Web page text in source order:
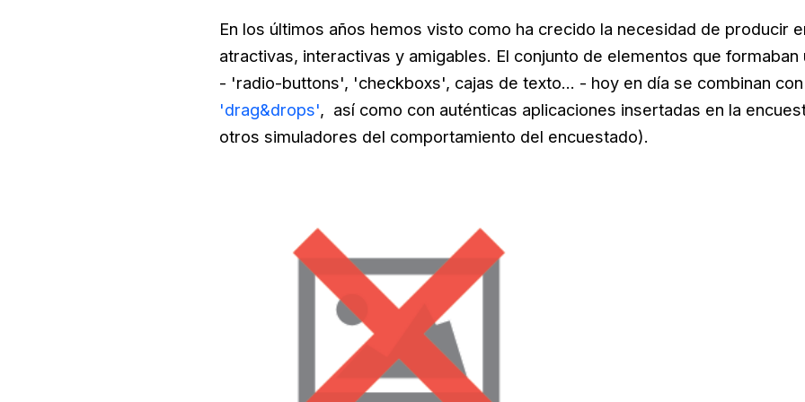
En los últimos años hemos visto como ha crecido la necesidad de producir
atractivas, interactivas y amigables. El conjunto de elementos que
- 'radio-buttons', 'checkboxs', cajas de texto... - hoy en día se combinan
'drag&drops', así como con auténticas aplicaciones insertadas en la
otros simuladores del comportamiento del encuestado).